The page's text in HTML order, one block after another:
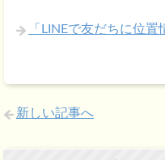
「LINEで友だちに位
新しい記事へ